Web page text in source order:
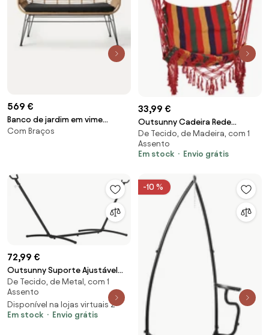
569 €
Banco de jardim em vime
sintético Costa
Com Braços
33,99 €
Outsunny Cadeira Rede
Suspensa Tecido Algodão
Poliéster Carga 120 kg Poltrona
Terraço Interno Externo
De Tecido, de Madeira, com 1
Assento
Em stock
Envio grátis
72,99 €
Outsunny Suporte Ajustável
para Camas de Rede Universal
Estrutura de Ferro Carga Até
120kg Pé para Cama de Rede
280x120x110cm Preto
De Tecido, de Metal, com 1
Assento
Disponível na lojas virtuais 2
Em stock
Envio grátis
-10 %